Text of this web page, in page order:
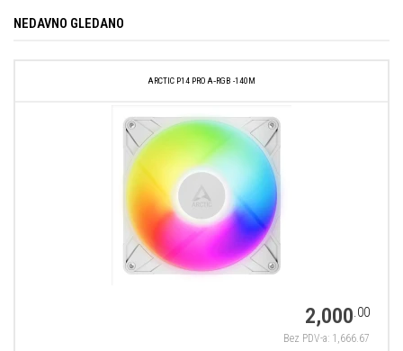
NEDAVNO GLEDANO
ARCTIC P14 PRO A‑RGB -140M
2,000.00
Bez PDV-a: 1,666.67